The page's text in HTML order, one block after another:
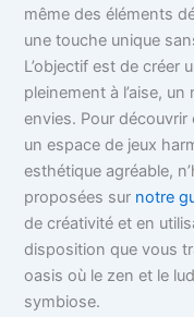
même des éléments
une touche unique
L’objectif est de créer
pleinement à l’aise,
envies. Pour
un espace de jeux
esthétique agréable,
proposées sur notre
de créativité et en
disposition que vous
oasis où le zen et le
symbiose.